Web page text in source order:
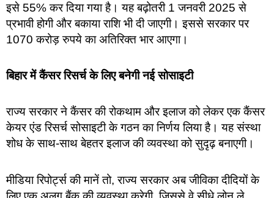
इसे 55% कर दिया गया है। यह बढ़ोतरी 1 जनवरी 2025 से
प्रभावी होगी और बकाया राशि भी दी जाएगी। इससे सरकार पर
1070 करोड़ रुपये का अतिरिक्त भार आएगा।
बिहार में कैंसर रिसर्च के लिए बनेगी नई सोसाइटी
राज्य सरकार ने कैंसर की रोकथाम और इलाज को लेकर एक कैंसर
केयर एंड रिसर्च सोसाइटी के गठन का निर्णय लिया है। यह संस्था
शोध के साथ-साथ बेहतर इलाज की व्यवस्था को सुदृढ़ बनाएगी।
मीडिया रिपोर्ट्स की मानें तो, राज्य सरकार अब जीविका दीदियों के